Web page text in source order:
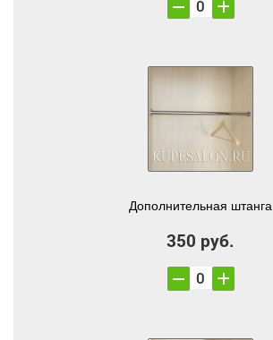
Дополнительная штанга
350 руб.